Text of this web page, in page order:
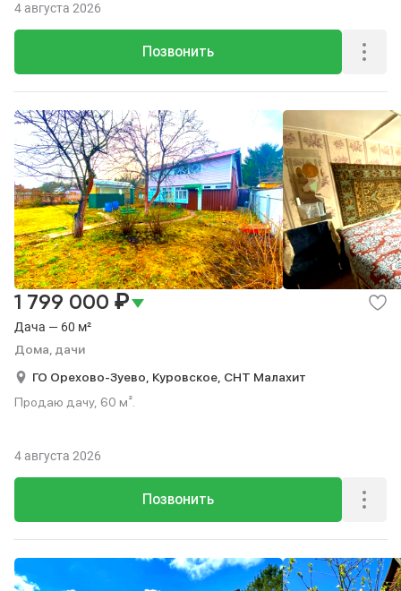
Позвонить
4 августа 2026
Дача — 60 м²
Дома, дачи
1 799 000 ₽
ГО Орехово-Зуево, Куровское, СНТ Малахит
Продаю дачу, 60 м².
Позвонить
4 августа 2026